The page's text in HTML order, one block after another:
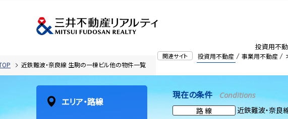
関連サイト 投資用不動産 事業用不動産
投資用不
近鉄難波・奈良線 生駒の一棟ビル他の物件一覧
現在の条件 Conditions
路 線
近鉄難波・奈良
エリア・路線